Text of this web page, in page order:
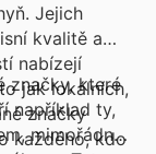
Jejich
kvalitě a
nabízejí
jak lokálních,
značky
každého, kdo
značky, které
například ty,
mimořádnou